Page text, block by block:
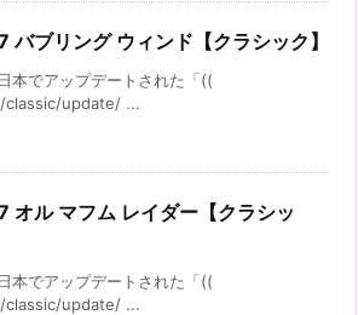
バブリング ウィンド【クラシック】
本でアップデートされた「((
classic/update/ ...
オル マフム レイダー【クラシッ
本でアップデートされた「((
classic/update/ ...